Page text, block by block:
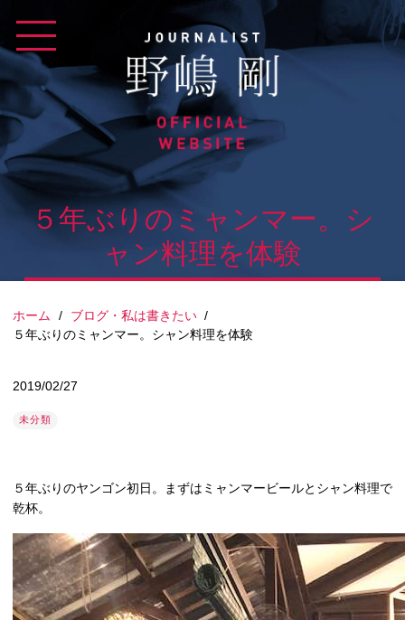
content
５年ぶりのミャンマー。シ
ャン料理を体験
ホーム / ブログ・私は書きたい /
５年ぶりのミャンマー。シャン料理を体験
2019/02/27
未分類
５年ぶりのヤンゴン初日。まずはミャンマービールとシャン料理で
乾杯。